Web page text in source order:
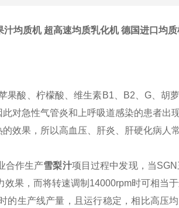
均质机 超高速均质乳化机 德国进口均质
果酸 、柠檬酸、维生素B1、B2、G、胡
此对急性气管炎和 上呼吸道感染的患者出
效果，所以高血压、肝炎、
肝硬化病人
合作生产雪梨汁项目过程中发现，当SGN
果，而将转速调制14000rpm时可相当
的生产线产量，且运行稳定，相比高压